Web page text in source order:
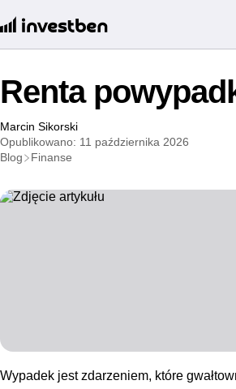
Renta
Marcin Sikorski
Opublikowano: 11 października 2026
Blog
Finanse
Wypadek jest zdarzeniem, które